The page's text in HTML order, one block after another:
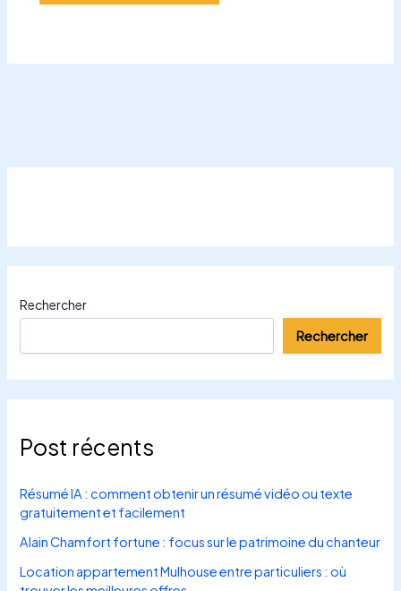
Rechercher
Rechercher
Post récents
Résumé IA : comment obtenir un résumé vidéo ou texte
gratuitement et facilement
Alain Chamfort fortune : focus sur le patrimoine du chanteur
Location appartement Mulhouse entre particuliers : où